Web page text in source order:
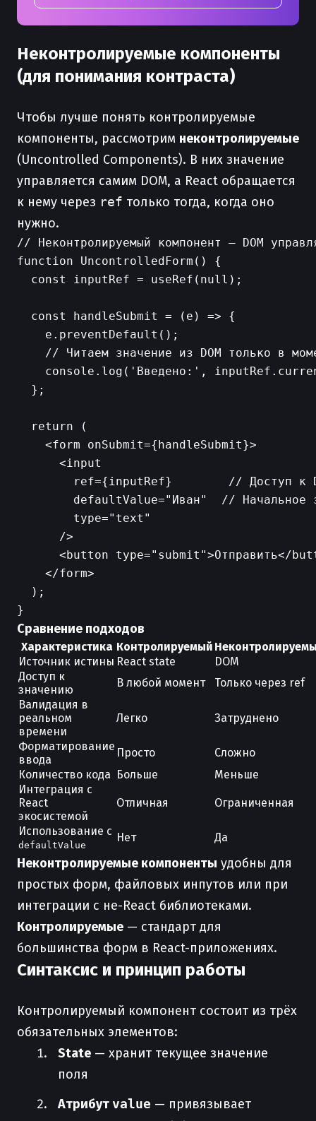
Неконтролируемые компоненты
(для понимания контраста)
Чтобы лучше понять контролируемые
компоненты, рассмотрим неконтролируемые
(Uncontrolled Components). В них значение
управляется самим DOM, а React обращается
к нему через ref только тогда, когда оно
нужно.
// Неконтролируемый компонент — DOM
function UncontrolledForm() {
  const inputRef = useRef(null);
  const handleSubmit = (e) => {
    e.preventDefault();
// Читаем значение из DOM только в
console.log('Введено:',
  };
  return (
    <form onSubmit={handleSubmit}>
      <input
ref={inputRef}        // Доступ к
defaultValue="Иван"  // Начальное
        type="text"
      />
<button type="submit">Отправить</
    </form>
  );
Сравнение подходов
Характеристика Контролируемый
Источник истины React state
DOM
Доступ к
значению
В любой момент
Только через ref
Валидация в
реальном
времени
Легко Затруднено
Форматирование
ввода
Просто
Сложно
Количество кода Больше
Меньше
Интеграция с
React
экосистемой
Отличная Ограниченная
Использование с
defaultValue
Нет Да
Неконтролируемые компоненты удобны для
простых форм, файловых инпутов или при
интеграции с не-React библиотеками.
Контролируемые — стандарт для
большинства форм в React-приложениях.
Синтаксис и принцип работы
Контролируемый компонент состоит из трёх
обязательных элементов:
State — хранит текущее значение
поля
Атрибутvalue — привязывает